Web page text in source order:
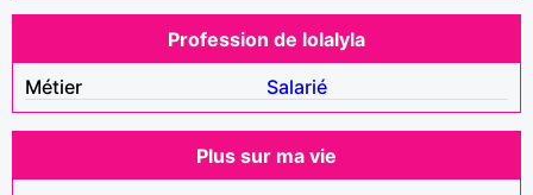
Profession de lolalyla
Métier
Salarié
Plus sur ma vie